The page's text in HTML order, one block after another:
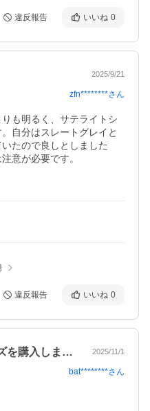
違反報告 いいね 0
2025/9/21
zfn********さん
も明るく、サテライトシ
自分はスレートグレイと
たので良しとしました
意が必要です。
違反報告 いいね 0
プラチナシルバーのSサイズを購入しまし… 2025/11/1
bat********さん